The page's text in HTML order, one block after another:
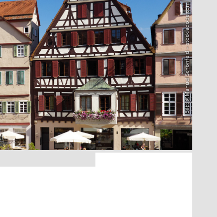
Bild: @Manuel Schönfeld – stock.adobe.com